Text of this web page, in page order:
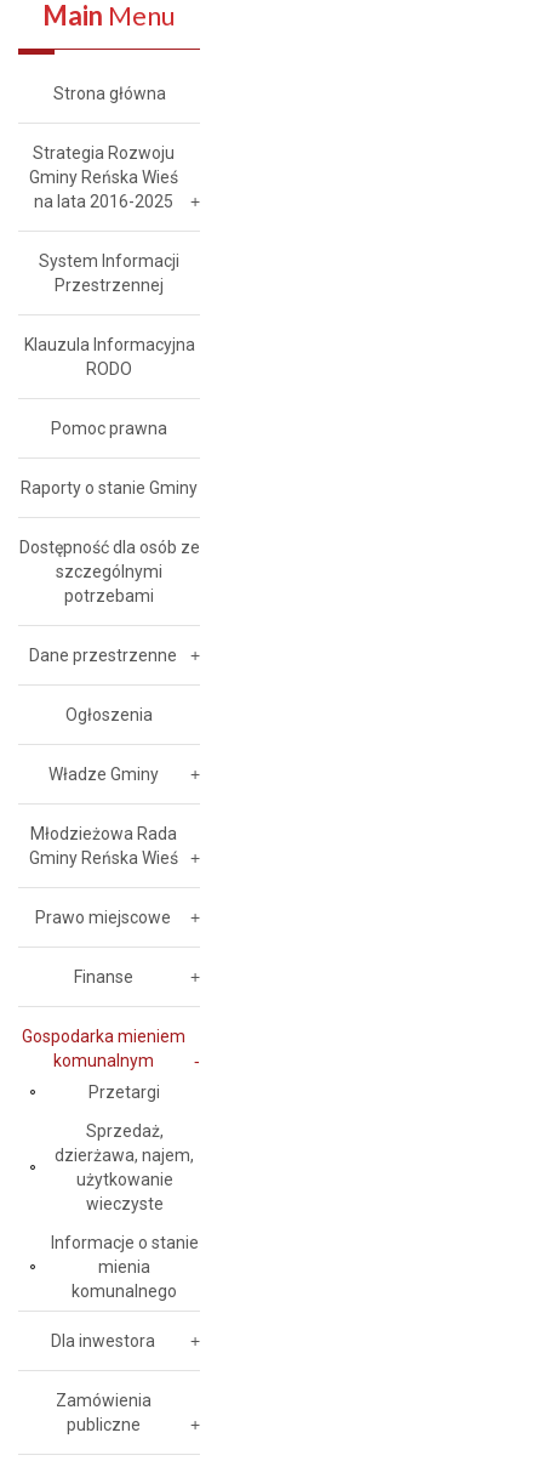
Main Menu
Strona główna
Strategia Rozwoju
Gminy Reńska Wieś
na lata 2016-2025
System Informacji
Przestrzennej
Klauzula Informacyjna
RODO
Pomoc prawna
Raporty o stanie Gminy
Dostępność dla osób ze
szczególnymi
potrzebami
Dane przestrzenne
Ogłoszenia
Władze Gminy
Młodzieżowa Rada
Gminy Reńska Wieś
Prawo miejscowe
Finanse
Gospodarka mieniem
komunalnym
Przetargi
Sprzedaż,
dzierżawa, najem,
użytkowanie
wieczyste
Informacje o stanie
mienia
komunalnego
Dla inwestora
Zamówienia
publiczne